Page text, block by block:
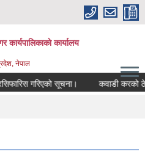
कार्यपालिकाकाे कार्यालय
नेपाल
गरिएको सूचना। कवाडी करको ठेक्का